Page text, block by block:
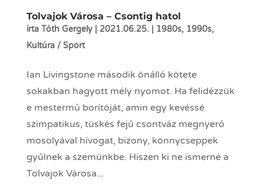
Tolvajok Városa – Csontig hatol
írta Tóth Gergely| 2021.06.25. 1980s, 1990s,
Kultúra / Sport
Ian Livingstone második önálló kötete
sokakban hagyott mély nyomot. Ha felidézzük
e mestermű borítóját, amin egy kevéssé
szimpatikus, tüskés fejű csontváz megnyerő
mosolyával hívogat, bizony, könnycseppek
gyűlnek a szemünkbe. Hiszen ki ne ismerné a
Tolvajok Városa...